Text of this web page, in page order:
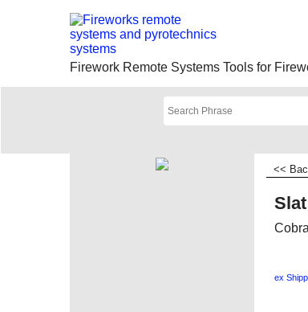
Firework Remote Systems Tools for
<<
Cobra
ex